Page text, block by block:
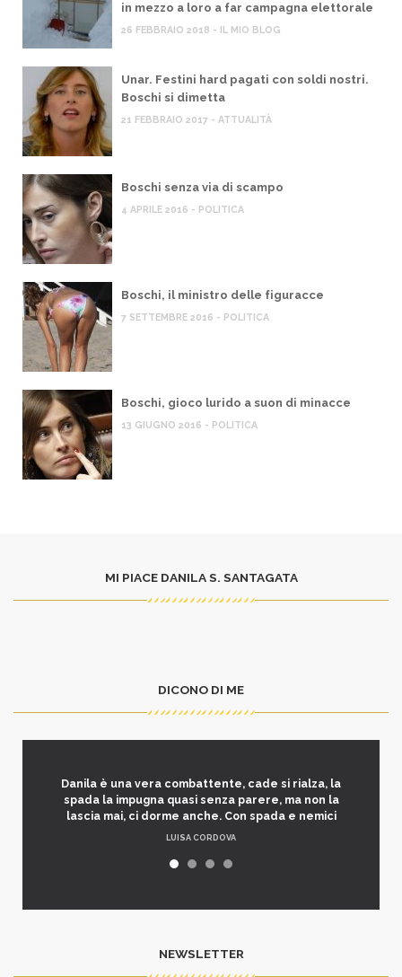
in mezzo a loro a far campagna elettorale
26 FEBBRAIO 2018 - IL MIO BLOG
Unar. Festini hard pagati con soldi nostri.
Boschi si dimetta
21 FEBBRAIO 2017 - ATTUALITÀ
Boschi senza via di scampo
4 APRILE 2016 - POLITICA
Boschi, il ministro delle figuracce
7 SETTEMBRE 2016 - POLITICA
Boschi, gioco lurido a suon di minacce
13 GIUGNO 2016 - POLITICA
MI PIACE DANILA S. SANTAGATA
DICONO DI ME
Danila è una vera combattente, cade si rialza, la
spada la impugna quasi senza parere, ma non la
lascia mai, ci dorme anche. Con spada e nemici
LUISA CORDOVA
NEWSLETTER